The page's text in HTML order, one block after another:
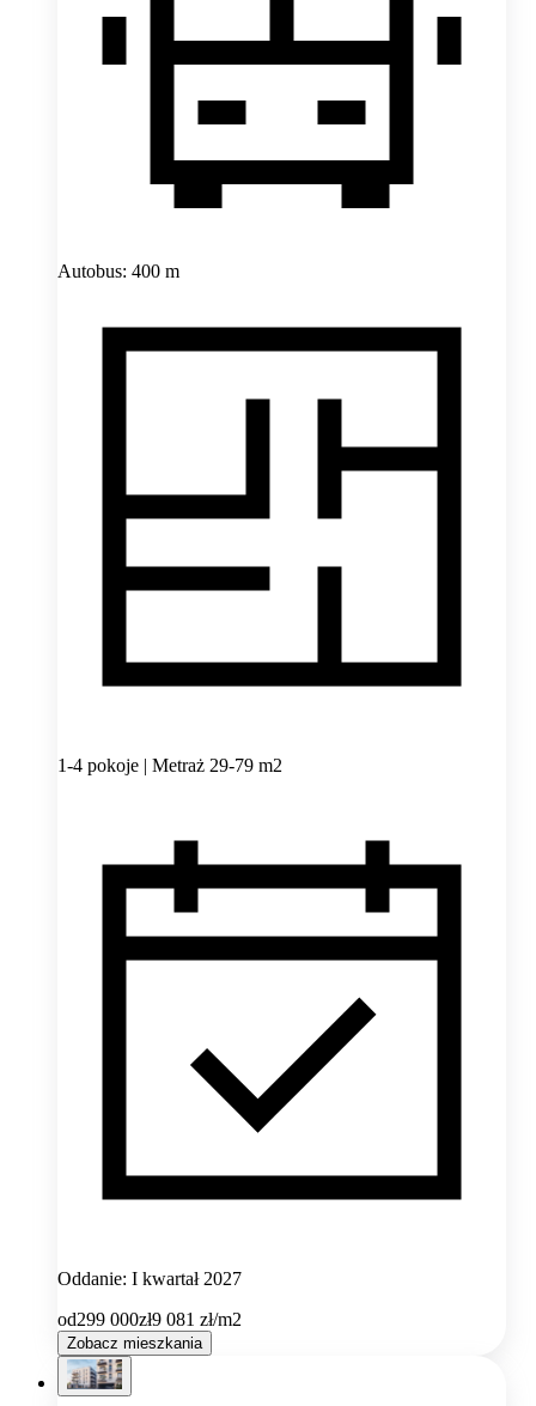
Autobus: 400 m
1-4 pokoje | Metraż 29-79 m2
Oddanie: I kwartał 2027
od299 000zł9 081 zł/m2
Zobacz mieszkania